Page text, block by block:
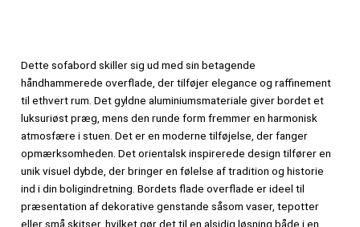
Dette sofabord skiller sig ud med sin betagende
håndhammerede overflade, der tilføjer elegance og raffinement
til ethvert rum. Det gyldne aluminiumsmateriale giver bordet et
luksuriøst præg, mens den runde form fremmer en harmonisk
atmosfære i stuen. Det er en moderne tilføjelse, der fanger
opmærksomheden. Det orientalsk inspirerede design tilfører en
unik visuel dybde, der bringer en følelse af tradition og historie
ind i din boligindretning. Bordets flade overflade er ideel til
præsentation af dekorative genstande såsom vaser, tepotter
eller små skitser, hvilket gør det til en alsidig løsning både i en